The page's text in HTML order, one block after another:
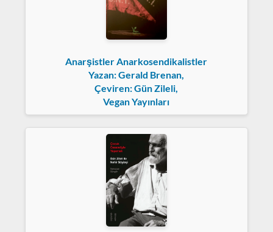
Anarşistler Anarkosendikalistler
Yazan: Gerald Brenan,
Çeviren: Gün Zileli,
Vegan Yayınları